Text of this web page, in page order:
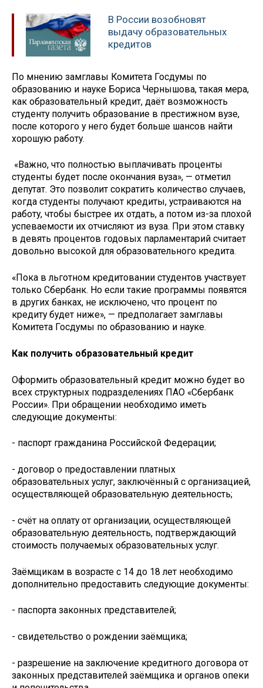
В России возобновят
выдачу образовательных
кредитов
По мнению замглавы Комитета Госдумы по
образованию и науке Бориса Чернышова, такая мера,
как образовательный кредит, даёт возможность
студенту получить образование в престижном вузе,
после которого у него будет больше шансов найти
хорошую работу.
«Важно, что полностью выплачивать проценты
студенты будет после окончания вуза», — отметил
депутат. Это позволит сократить количество случаев,
когда студенты получают кредиты, устраиваются на
работу, чтобы быстрее их отдать, а потом из-за плохой
успеваемости их отчисляют из вуза. При этом ставку
в девять процентов годовых парламентарий считает
довольно высокой для образовательного кредита.
«Пока в льготном кредитовании студентов участвует
только Сбербанк. Но если такие программы появятся
в других банках, не исключено, что процент по
кредиту будет ниже», — предполагает замглавы
Комитета Госдумы по образованию и науке.
Как получить образовательный кредит
Оформить образовательный кредит можно будет во
всех структурных подразделениях ПАО «Сбербанк
России». При обращении необходимо иметь
следующие документы:
- паспорт гражданина Российской Федерации;
- договор о предоставлении платных
образовательных услуг, заключённый с организацией,
осуществляющей образовательную деятельность;
- счёт на оплату от организации, осуществляющей
образовательную деятельность, подтверждающий
стоимость получаемых образовательных услуг.
Заёмщикам в возрасте с 14 до 18 лет необходимо
дополнительно предоставить следующие документы:
- паспорта законных представителей;
- свидетельство о рождении заёмщика;
- разрешение на заключение кредитного договора от
законных представителей заёмщика и органов опеки